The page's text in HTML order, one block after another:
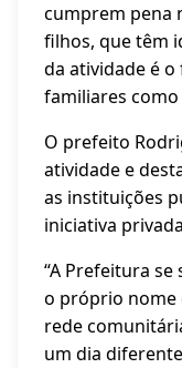
cumprem pena
filhos, que têm
da atividade é
familiares
O prefeito
atividade e
as instituições
iniciativa
“A Prefeitura
o próprio nome
rede
um dia